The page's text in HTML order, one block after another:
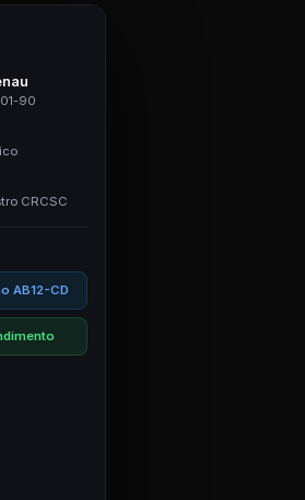
90
CRCSC
AB12-CD